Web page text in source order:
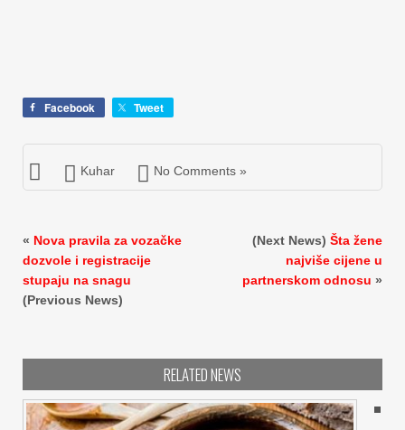
Facebook Tweet
Kuhar No Comments »
« Nova pravila za vozačke
dozvole i registracije
stupaju na snagu
(Previous News)
(Next News) Šta žene
najviše cijene u
partnerskom odnosu »
RELATED NEWS